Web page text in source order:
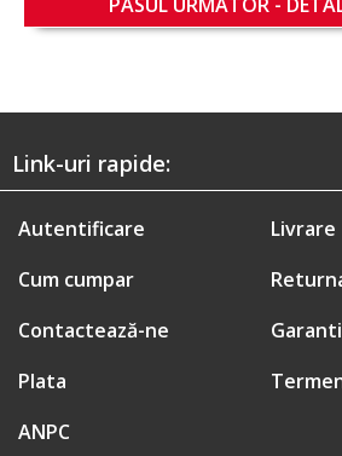
Link-uri rapide:
Autentificare
Cum cumpar
Contactează-ne
Plata
Livrare
ANPC